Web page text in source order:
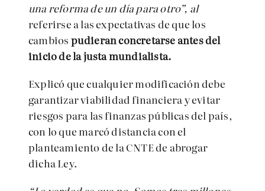
una reforma de un día para otro”, al
referirse a las expectativas de que los
cambios pudieran concretarse antes del
inicio de la justa mundialista.
Explicó que cualquier modificación debe
garantizar viabilidad financiera y evitar
riesgos para las finanzas públicas del país,
con lo que marcó distancia con el
planteamiento de la CNTE de abrogar
dicha Ley.